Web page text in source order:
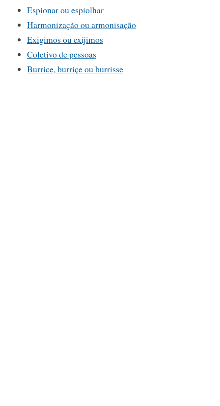
Espionar ou espiolhar
Harmonização ou armonisação
Exigimos ou exijimos
Coletivo de pessoas
Burrice, burriçe ou burrisse